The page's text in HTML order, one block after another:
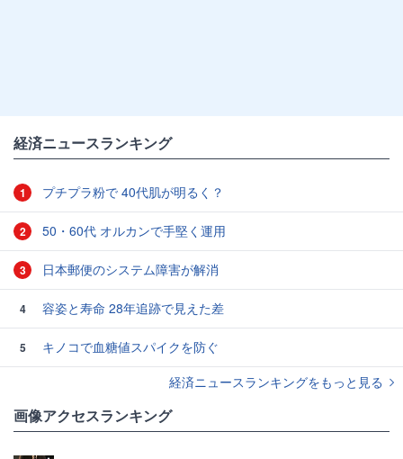
経済ニュースランキング
1 プチプラ粉で 40代肌が明るく？
2 50・60代 オルカンで手堅く運用
3 日本郵便のシステム障害が解消
4 容姿と寿命 28年追跡で見えた差
5
キノコで血糖値スパイクを防ぐ
経済ニュースランキングをもっと見る
画像アクセスランキング